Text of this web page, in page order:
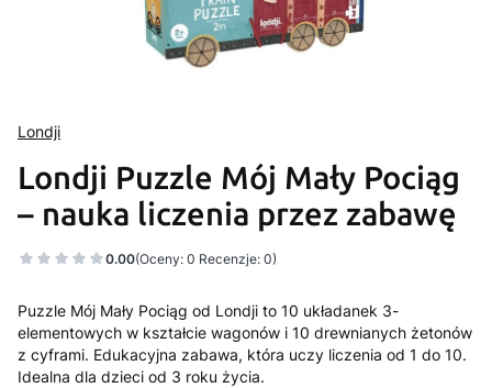
Londji
Londji Puzzle Mój Mały Pociąg
– nauka liczenia przez zabawę
0.00(Oceny: 0 Recenzje: 0)
Puzzle Mój Mały Pociąg od Londji to 10 układanek 3-
elementowych w kształcie wagonów i 10 drewnianych żetonów
z cyframi. Edukacyjna zabawa, która uczy liczenia od 1 do 10.
Idealna dla dzieci od 3 roku życia.